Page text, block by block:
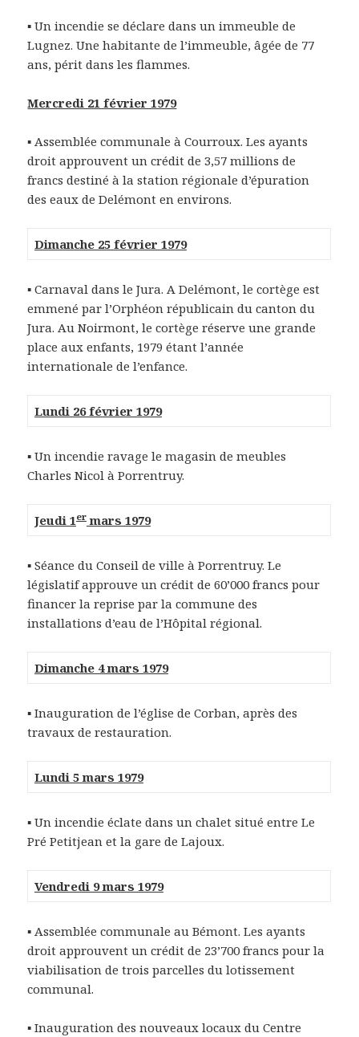
▪ Un incendie se déclare dans un immeuble de
Lugnez. Une habitante de l’immeuble, âgée de 77
ans, périt dans les flammes.
Mercredi 21 février 1979
▪ Assemblée communale à Courroux. Les ayants
droit approuvent un crédit de 3,57 millions de
francs destiné à la station régionale d’épuration
des eaux de Delémont en environs.
Dimanche 25 février 1979
▪ Carnaval dans le Jura. A Delémont, le cortège est
emmené par l’Orphéon républicain du canton du
Jura. Au Noirmont, le cortège réserve une grande
place aux enfants, 1979 étant l’année
internationale de l’enfance.
Lundi 26 février 1979
▪ Un incendie ravage le magasin de meubles
Charles Nicol à Porrentruy.
Jeudi 1ermars 1979
▪ Séance du Conseil de ville à Porrentruy. Le
législatif approuve un crédit de 60’000 francs pour
financer la reprise par la commune des
installations d’eau de l’Hôpital régional.
Dimanche 4 mars 1979
▪ Inauguration de l’église de Corban, après des
travaux de restauration.
Lundi 5 mars 1979
▪ Un incendie éclate dans un chalet situé entre Le
Pré Petitjean et la gare de Lajoux.
Vendredi 9 mars 1979
▪ Assemblée communale au Bémont. Les ayants
droit approuvent un crédit de 23’700 francs pour la
viabilisation de trois parcelles du lotissement
communal.
▪ Inauguration des nouveaux locaux du Centre